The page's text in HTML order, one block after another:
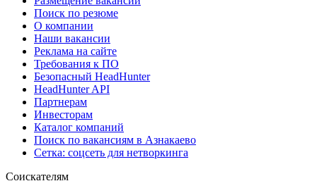
Поиск по резюме
О компании
Наши вакансии
Реклама на сайте
Требования к ПО
Безопасный HeadHunter
HeadHunter API
Партнерам
Инвесторам
Каталог компаний
Поиск по вакансиям в Азнакаево
Сетка: соцсеть для нетворкинга
Соискателям